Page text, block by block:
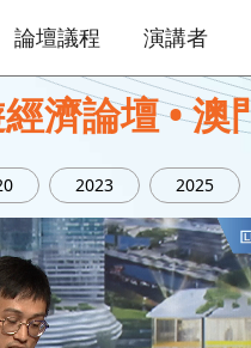
論壇議程 演講者
濟論壇 • 澳
2023 2025